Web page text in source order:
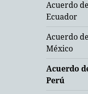
Acuerdo
Ecuador
Acuerdo
México
Acuerdo
Perú